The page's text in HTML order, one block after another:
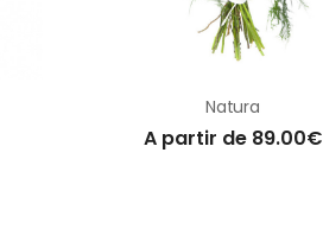
Natura
A partir de 89.00€